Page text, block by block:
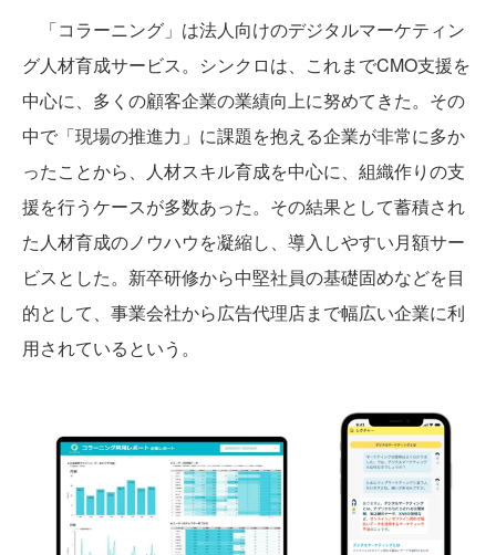
「コラーニング」は法人向けのデジタルマーケティン
グ人材育成サービス。シンクロは、これまでCMO支援を
中心に、多くの顧客企業の業績向上に努めてきた。その
中で「現場の推進力」に課題を抱える企業が非常に多か
ったことから、人材スキル育成を中心に、組織作りの支
援を行うケースが多数あった。その結果として蓄積され
た人材育成のノウハウを凝縮し、導入しやすい月額サー
ビスとした。新卒研修から中堅社員の基礎固めなどを目
的として、事業会社から広告代理店まで幅広い企業に利
用されているという。